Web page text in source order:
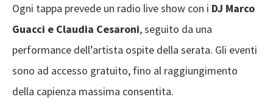
Ogni tappa prevede un radio live show con i DJ Marco
Guacci e Claudia Cesaroni, seguito da una
performance dell’artista ospite della serata. Gli eventi
sono ad accesso gratuito, fino al raggiungimento
della capienza massima consentita.